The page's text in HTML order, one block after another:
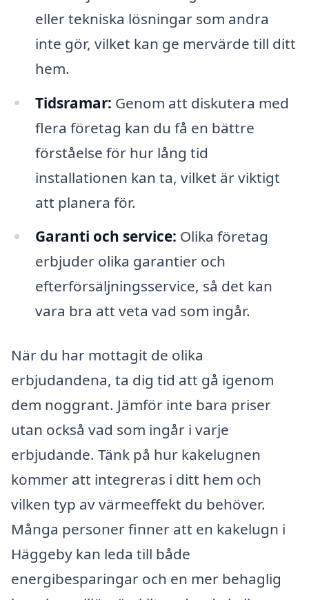
eller tekniska lösningar som andra
inte gör, vilket kan ge mervärde till ditt
hem.
Tidsramar: Genom att diskutera med
flera företag kan du få en bättre
förståelse för hur lång tid
installationen kan ta, vilket är viktigt
att planera för.
Garanti och service: Olika företag
erbjuder olika garantier och
efterförsäljningsservice, så det kan
vara bra att veta vad som ingår.
När du har mottagit de olika
erbjudandena, ta dig tid att gå igenom
dem noggrant. Jämför inte bara priser
utan också vad som ingår i varje
erbjudande. Tänk på hur kakelugnen
kommer att integreras i ditt hem och
vilken typ av värmeeffekt du behöver.
Många personer finner att en kakelugn i
Häggeby kan leda till både
energibesparingar och en mer behaglig